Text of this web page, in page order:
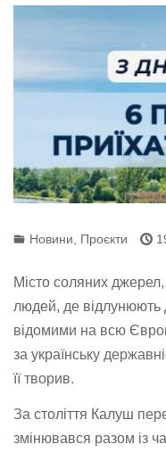
Новини, Проєкти
Місто соляних
людей, де відлунюють
відомими на всю
за українську
її творив.
За століття Калуш
змінювався разом із